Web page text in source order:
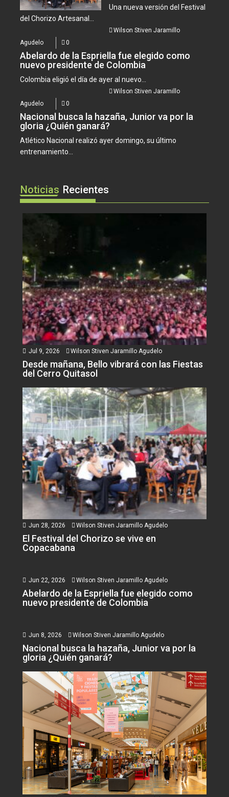
Una nueva versión del Festival
del Chorizo Artesanal...
Wilson Stiven Jaramillo
Agudelo
0
Abelardo de la Espriella fue elegido como
nuevo presidente de Colombia
Colombia eligió el día de ayer al nuevo...
Wilson Stiven Jaramillo
Agudelo
0
Nacional busca la hazaña, Junior va por la
gloria ¿Quién ganará?
Atlético Nacional realizó ayer domingo, su último
entrenamiento...
Noticias Recientes
Jul 9, 2026 Wilson Stiven Jaramillo Agudelo
Desde mañana, Bello vibrará con las Fiestas
del Cerro Quitasol
Jun 28, 2026 Wilson Stiven Jaramillo Agudelo
El Festival del Chorizo se vive en
Copacabana
Jun 22, 2026 Wilson Stiven Jaramillo Agudelo
Abelardo de la Espriella fue elegido como
nuevo presidente de Colombia
Jun 8, 2026 Wilson Stiven Jaramillo Agudelo
Nacional busca la hazaña, Junior va por la
gloria ¿Quién ganará?